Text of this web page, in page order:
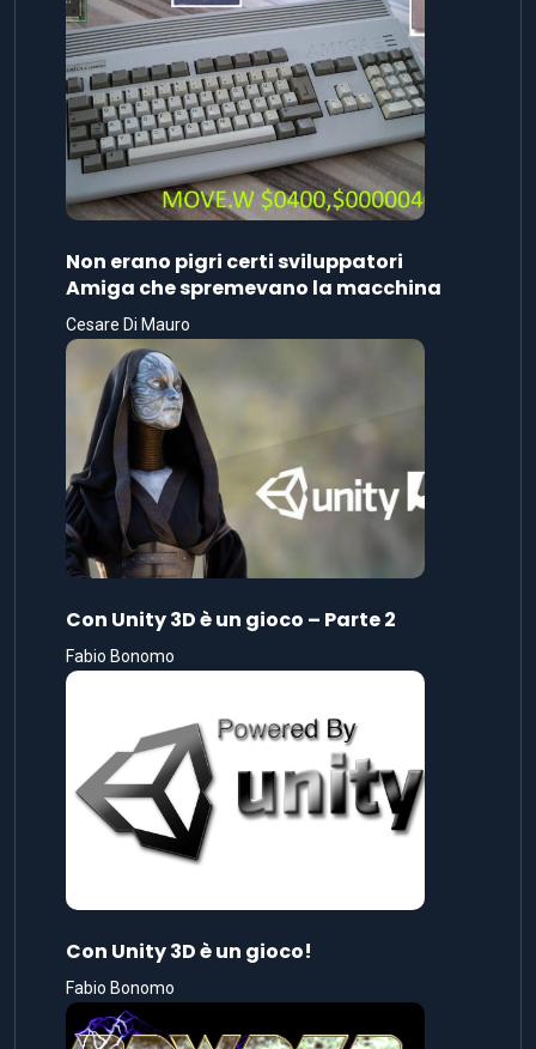
Non erano pigri certi sviluppatori
Amiga che spremevano la macchina
Cesare Di Mauro
Con Unity 3D è un gioco – Parte 2
Fabio Bonomo
Con Unity 3D è un gioco!
Fabio Bonomo